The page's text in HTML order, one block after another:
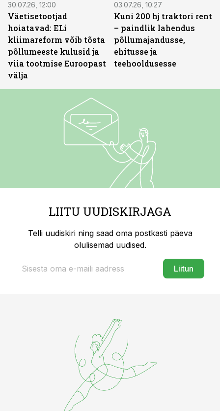
30.07.26, 12:00
Väetisetootjad
hoiatavad: ELi
kliimareform võib tõsta
põllumeeste kulusid ja
viia tootmise Euroopast
välja
03.07.26, 10:27
Kuni 200 hj traktori rent
– paindlik lahendus
põllumajandusse,
ehitusse ja
teehooldusesse
LIITU UUDISKIRJAGA
Telli uudiskiri ning saad oma postkasti päeva
olulisemad uudised.
Liitun